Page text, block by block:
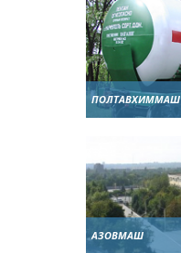
ПОЛТАВХИММАШ
АЗОВМАШ